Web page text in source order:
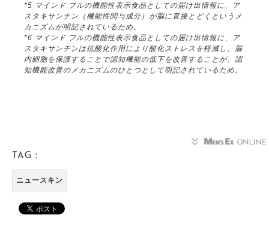
*5 マインド フルの機能性表示食品としての届け出情報に、ア
スタキサンチン（機能性関与成分）が脳に直接とどくというメ
カニズムが明記されているため。
*6 マインド フルの機能性表示食品としての届け出情報に、ア
スタキサンチンは抗酸化作用により酸化ストレスを軽減し、脳
内細胞を保護することで認知機能の低下を改善することが、認
知機能改善のメカニズムのひとつとして明記されているため。
TAG：
ニュースキン